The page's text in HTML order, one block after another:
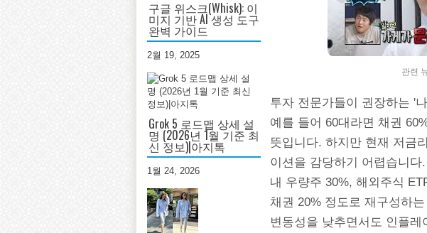
구글 위스크(Whisk): 이
미지 기반 AI 생성 도구
완벽 가이드
2월 19, 2025
Grok 5 로드맵 상세 설
명 (2026년 1월 기준 최
신 정보)|아지톡
1월 24, 2026
관련
투자 전문가들이 권장하는 '
예를 들어 60대라면 채권
뜻입니다. 하지만 현재 저금
이션을 감당하기 어렵습니
내 우량주 30%, 해외주식
채권 20% 정도로 재구성하
변동성을 낮추면서도 인플